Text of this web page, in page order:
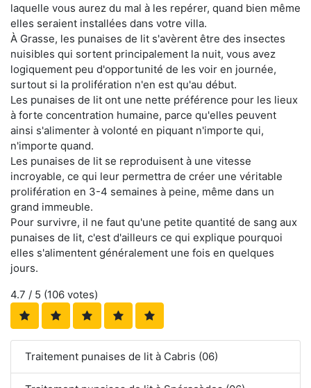
laquelle vous aurez du mal à les repérer, quand bien même
elles seraient installées dans votre villa.
À Grasse, les punaises de lit s'avèrent être des insectes
nuisibles qui sortent principalement la nuit, vous avez
logiquement peu d'opportunité de les voir en journée,
surtout si la prolifération n'en est qu'au début.
Les punaises de lit ont une nette préférence pour les lieux
à forte concentration humaine, parce qu'elles peuvent
ainsi s'alimenter à volonté en piquant n'importe qui,
n'importe quand.
Les punaises de lit se reproduisent à une vitesse
incroyable, ce qui leur permettra de créer une véritable
prolifération en 3-4 semaines à peine, même dans un
grand immeuble.
Pour survivre, il ne faut qu'une petite quantité de sang aux
punaises de lit, c'est d'ailleurs ce qui explique pourquoi
elles s'alimentent généralement une fois en quelques
jours.
4.7 / 5 (106 votes)
Traitement punaises de lit à Cabris (06)